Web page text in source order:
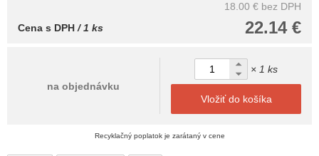
18.00 € bez DPH
22.14 €
Cena s DPH/ 1 ks
na objednávku
× 1 ks
Vložiť do košíka
Recyklačný poplatok je zarátaný v cene